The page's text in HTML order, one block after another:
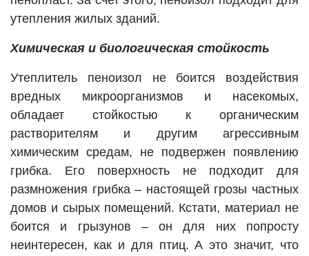
утепления жилых зданий.
Химическая и биологическая стойкость
Утеплитель пеноизол не боится воздействия
вредных микроорганизмов и насекомых,
обладает стойкостью к органическим
растворителям и другим агрессивным
химическим средам, не подвержен появлению
грибка. Его поверхность не подходит для
размножения грибка – настоящей грозы частных
домов и сырых помещений. Кстати, материал не
боится и грызунов – он для них попросту
неинтересен, как и для птиц. А это значит, что